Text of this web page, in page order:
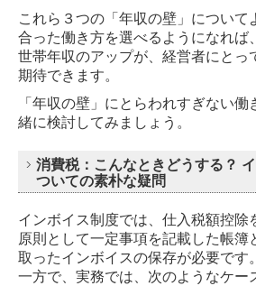
これら３つの「年収の壁」について
合った働き方を選べるようになれば
世帯年収のアップが、 経営者にとっ
期待できます。
「年収の壁」にとらわれすぎない
緒に検討してみましょう。
消費税：こんなときどうする？
ついての素朴な疑問
インボイス制度では、仕入税額控除
原則として一定事項を記載した帳簿
取ったインボイスの保存が必要です。
一方で、実務では、次のようなケー